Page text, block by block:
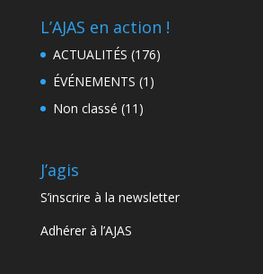
L’AJAS en action !
ACTUALITÉS (176)
ÉVÉNEMENTS (1)
Non classé (11)
J’agis
S’inscrire à la newsletter
Adhérer à l’AJAS